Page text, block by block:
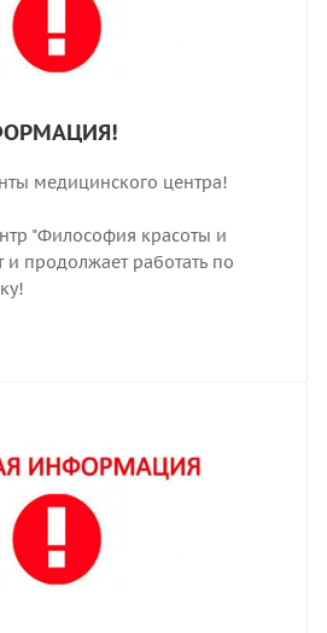
медицинского центра!
"Философия красоты и
и продолжает работать по